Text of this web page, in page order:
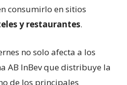
consumirlo en sitios
y restaurantes.
no solo afecta a los
AB InBev que distribuye la
de los principales